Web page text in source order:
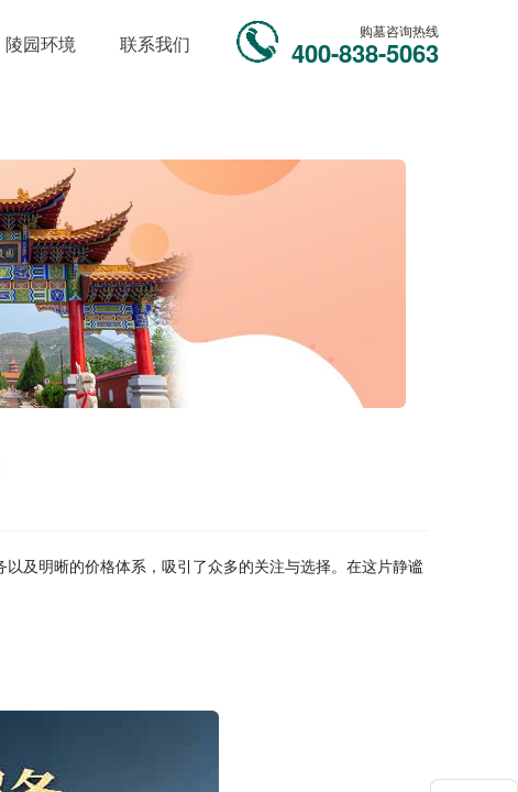
陵园环境 联系我们
购墓咨询热线
400-838-5063
及明晰的价格体系，吸引了众多的关注与选择。在这片静谧